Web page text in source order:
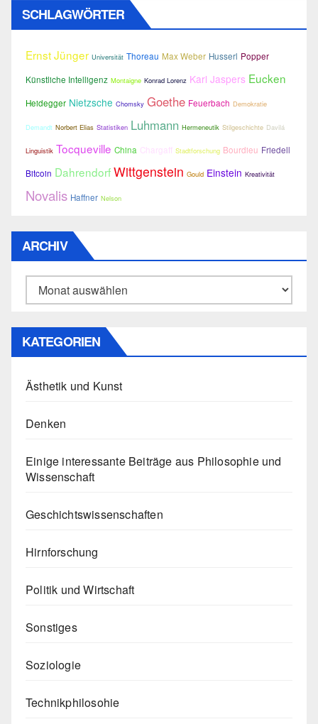
SCHLAGWÖRTER
Ernst Jünger Universität Thoreau Max Weber Husserl Popper
Künstliche Intelligenz Montaigne Konrad Lorenz Karl Jaspers Eucken
Heidegger Nietzsche Chomsky Goethe Feuerbach Demokratie
Demandt Norbert Elias Statistiken Luhmann Hermeneutik Stilgeschichte Davilá
Linguistik Tocqueville China Chargaff Stadtforschung Bourdieu Friedell
Bitcoin DahrendorfWittgenstein Gould Einstein Kreativität
Novalis Haffner Nelson
ARCHIV
Archiv
KATEGORIEN
Ästhetik und Kunst
Denken
Einige interessante Beiträge aus Philosophie und
Wissenschaft
Geschichtswissenschaften
Hirnforschung
Politik und Wirtschaft
Sonstiges
Soziologie
Technikphilosohie